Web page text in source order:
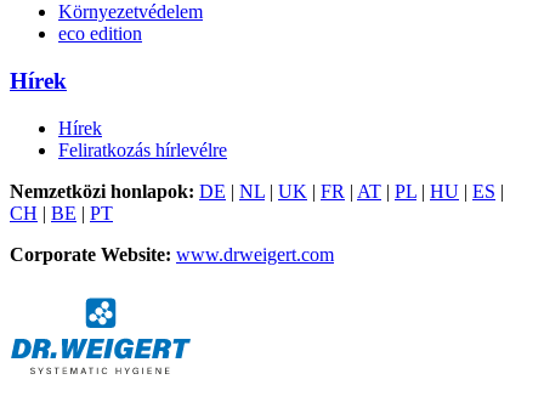
Környezetvédelem
eco edition
Hírek
Hírek
Feliratkozás hírlevélre
Nemzetközi honlapok: DE | NL | UK | FR | AT | PL | HU | ES |
CH | BE | PT
Corporate Website: www.drweigert.com